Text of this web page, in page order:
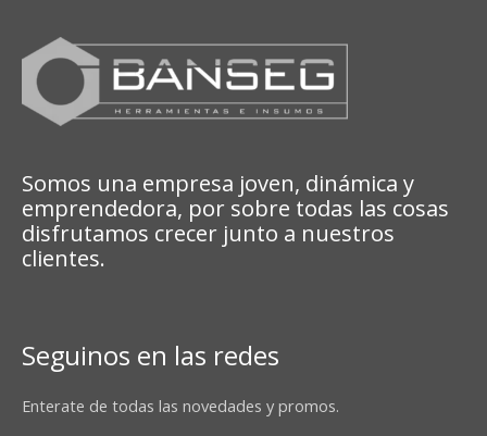
Somos una empresa joven, dinámica y
emprendedora, por sobre todas las cosas
disfrutamos crecer junto a nuestros
clientes.
Seguinos en las redes
Enterate de todas las novedades y promos.